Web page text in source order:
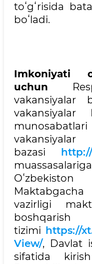
toʻgʻrisida
boʻladi.
Imkoniyati
uchun
vakansiyalar
vakansiyalar
bazasi
vazirligi
boshqarish
tizimi https://
View/, Davlat
sifatida